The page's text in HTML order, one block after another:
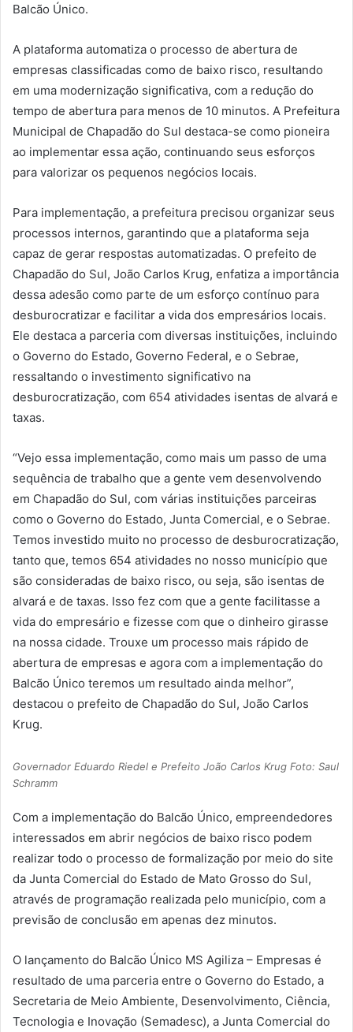
Balcão Único.
A plataforma automatiza o processo de abertura de
empresas classificadas como de baixo risco, resultando
em uma modernização significativa, com a redução do
tempo de abertura para menos de 10 minutos. A Prefeitura
Municipal de Chapadão do Sul destaca-se como pioneira
ao implementar essa ação, continuando seus esforços
para valorizar os pequenos negócios locais.
Para implementação, a prefeitura precisou organizar seus
processos internos, garantindo que a plataforma seja
capaz de gerar respostas automatizadas. O prefeito de
Chapadão do Sul, João Carlos Krug, enfatiza a importância
dessa adesão como parte de um esforço contínuo para
desburocratizar e facilitar a vida dos empresários locais.
Ele destaca a parceria com diversas instituições, incluindo
o Governo do Estado, Governo Federal, e o Sebrae,
ressaltando o investimento significativo na
desburocratização, com 654 atividades isentas de alvará e
taxas.
“Vejo essa implementação, como mais um passo de uma
sequência de trabalho que a gente vem desenvolvendo
em Chapadão do Sul, com várias instituições parceiras
como o Governo do Estado, Junta Comercial, e o Sebrae.
Temos investido muito no processo de desburocratização,
tanto que, temos 654 atividades no nosso município que
são consideradas de baixo risco, ou seja, são isentas de
alvará e de taxas. Isso fez com que a gente facilitasse a
vida do empresário e fizesse com que o dinheiro girasse
na nossa cidade. Trouxe um processo mais rápido de
abertura de empresas e agora com a implementação do
Balcão Único teremos um resultado ainda melhor”,
destacou o prefeito de Chapadão do Sul, João Carlos
Krug.
Governador Eduardo Riedel e Prefeito João Carlos Krug Foto: Saul
Schramm
Com a implementação do Balcão Único, empreendedores
interessados em abrir negócios de baixo risco podem
realizar todo o processo de formalização por meio do site
da Junta Comercial do Estado de Mato Grosso do Sul,
através de programação realizada pelo município, com a
previsão de conclusão em apenas dez minutos.
O lançamento do Balcão Único MS Agiliza – Empresas é
resultado de uma parceria entre o Governo do Estado, a
Secretaria de Meio Ambiente, Desenvolvimento, Ciência,
Tecnologia e Inovação (Semadesc), a Junta Comercial do